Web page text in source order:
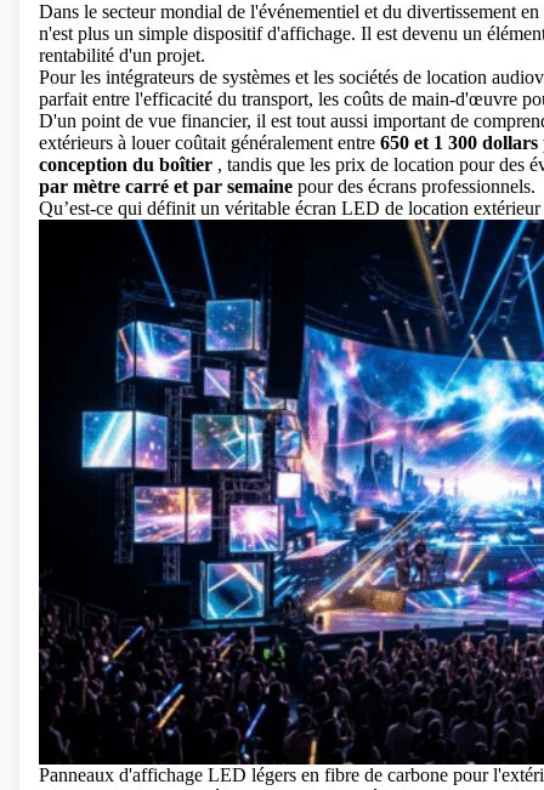
Dans le secteur mondial de l'événementiel et du divertissement
n'est plus un simple dispositif d'affichage. Il est devenu un
rentabilité d'un projet.
Pour les intégrateurs de systèmes et les sociétés de location
parfait entre l'efficacité du transport, les coûts de main-d'œuvre
D'un point de vue financier, il est tout aussi important de
extérieurs à louer coûtait généralement entre 650 et 1 300
conception du boîtier , tandis que les prix de location pour des
par mètre carré et par semaine pour des écrans professionnels.
Qu’est-ce qui définit un véritable écran LED de location
Panneaux d'affichage LED légers en fibre de carbone pour